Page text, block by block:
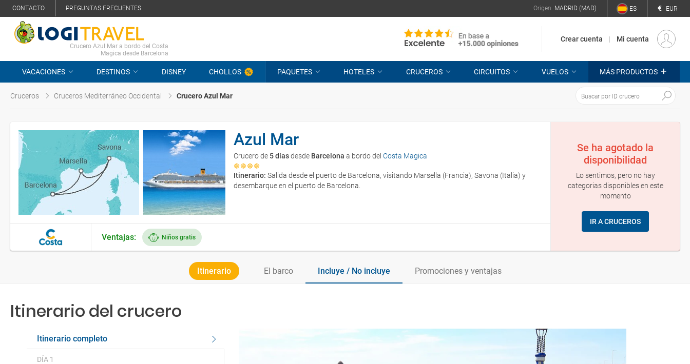
CONTACTO PREGUNTAS FRECUENTES Origen MADRID (MAD) ES € EUR
Crucero Azul Mar a bordo del Costa
Magica desde Barcelona
Crear cuenta Mi cuenta
VACACIONES DESTINOS DISNEY CHOLLOS PAQUETES HOTELES CRUCEROS CIRCUITOS VUELOS MÁS PRODUCTOS +
Cruceros Cruceros Mediterráneo Occidental Crucero Azul Mar
Azul Mar
Crucero de 5 díasdesde Barcelona a bordo del Costa Magica
Itinerario: Salida desde el puerto de Barcelona, visitando Marsella (Francia), Savona (Italia) y
desembarque en el puerto de Barcelona.
Ventajas: Niños gratis
Se ha agotado la
disponibilidad
Lo sentimos, pero no hay
categorias disponibles en este
momento
IR A CRUCEROS
Itinerario El barco Incluye / No incluye Promociones y ventajas
Itinerario del crucero
Itinerario completo
DÍA 1